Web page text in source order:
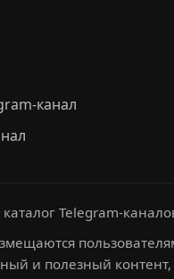
канал
Telegram-
и полезный